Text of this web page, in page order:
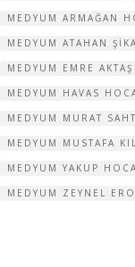
MEDYUM ARMAĞAN
MEDYUM ATAHAN
MEDYUM EMRE AKTAŞ
MEDYUM HAVAS
MEDYUM MURAT
MEDYUM MUSTAFA
MEDYUM YAKUP HOCA
MEDYUM ZEYNEL